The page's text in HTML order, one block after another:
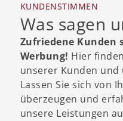
KUNDENSTIMMEN
Was sagen
Zufriedene Kunden
Werbung! Hier
unserer Kunden und
Lassen Sie sich von
überzeugen und
unsere Leistungen